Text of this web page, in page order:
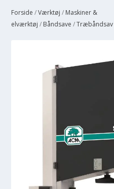
Forside /Værktøj / Maskiner &
elværktøj / Båndsave /Træbåndsav